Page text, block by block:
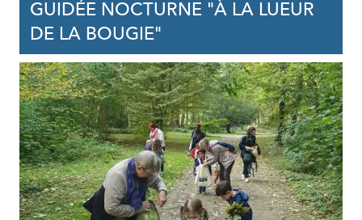
GUIDÉE NOCTURNE "À LA LUEUR
DE LA BOUGIE"